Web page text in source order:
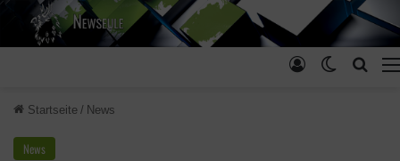
Skin
Anmelden
Startseite / News
News